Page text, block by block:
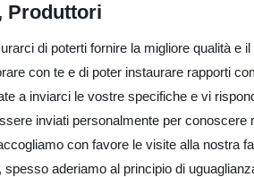
Produttori
di poterti fornire la migliore qualità
con te e di poter instaurare rapporti
a inviarci le vostre specifiche e vi
inviati personalmente per
con favore le visite alla nostra
aderiamo al principio di